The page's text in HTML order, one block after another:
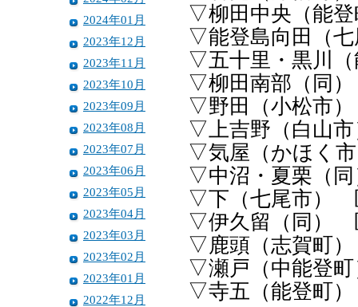
2024年01月
2023年12月
2023年11月
2023年10月
2023年09月
2023年08月
2023年07月
2023年06月
2023年05月
2023年04月
2023年03月
2023年02月
2023年01月
2022年12月
▽柳田中央（能
▽能登島向田（
▽五十里・黒川
▽柳田南部（同
▽野田（小松市
▽上吉野（白山
▽気屋（かほく
▽中沼・夏栗（
▽下（七尾市）
▽伊久留（同）
▽鹿頭（志賀町
▽瀬戸（中能登
▽寺五（能登町